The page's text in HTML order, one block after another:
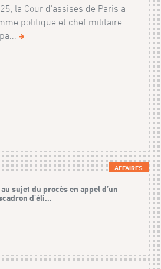
la Cour d'assises de Paris a
politique et chef militaire
AFFAIRES
sujet du procès en appel d’un
d'éli...